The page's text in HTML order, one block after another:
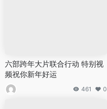
六部跨年大片联合行动 特别视
频祝你新年好运
461 0